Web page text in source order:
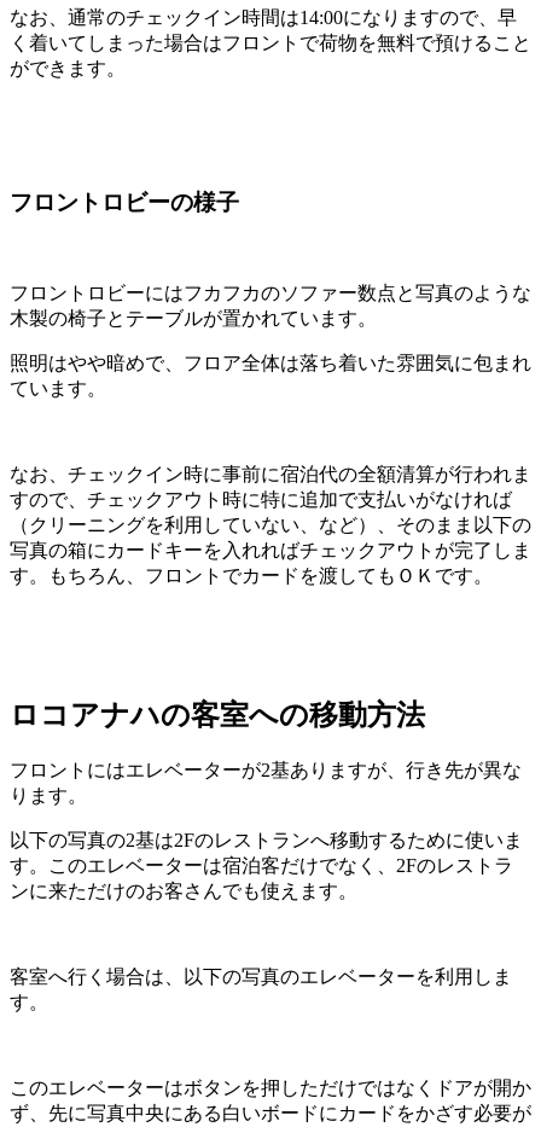
なお、通常のチェックイン時間は14:00になりますので、早
く着いてしまった場合はフロントで荷物を無料で預けること
ができます。
フロントロビーの様子
フロントロビーにはフカフカのソファー数点と写真のような
木製の椅子とテーブルが置かれています。
照明はやや暗めで、フロア全体は落ち着いた雰囲気に包まれ
ています。
なお、チェックイン時に事前に宿泊代の全額清算が行われま
すので、チェックアウト時に特に追加で支払いがなければ
（クリーニングを利用していない、など）、そのまま以下の
写真の箱にカードキーを入れればチェックアウトが完了しま
す。もちろん、フロントでカードを渡してもＯＫです。
ロコアナハの客室への移動方法
フロントにはエレベーターが2基ありますが、行き先が異な
ります。
以下の写真の2基は2Fのレストランへ移動するために使いま
す。このエレベーターは宿泊客だけでなく、2Fのレストラ
ンに来ただけのお客さんでも使えます。
客室へ行く場合は、以下の写真のエレベーターを利用しま
す。
このエレベーターはボタンを押しただけではなくドアが開か
ず、先に写真中央にある白いボードにカードをかざす必要が